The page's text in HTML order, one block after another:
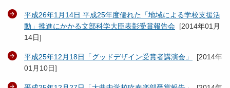
平成26年1月14日 平成25年度優れた「地域による学校支援活
動」推進にかかる文部科学大臣表彰受賞報告会 [2014年01月
14日]
平成25年12月18日「グッドデザイン受賞者講演会」 [2014年
01月10日]